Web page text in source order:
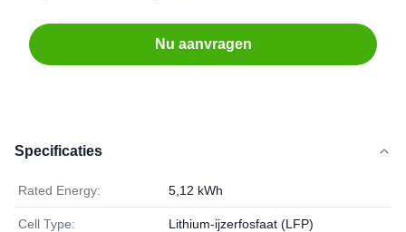
Nu aanvragen
Specificaties
Rated Energy: 5,12 kWh
Cell Type: Lithium-ijzerfosfaat (LFP)